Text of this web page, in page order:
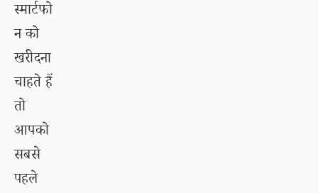
स्मार्टफो
न को
खरीदना
चाहते हैं
तो
आपको
सबसे
पहले